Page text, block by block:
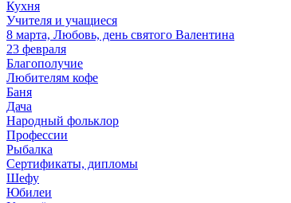
Кухня
Учителя и учащиеся
8 марта, Любовь, день святого Валентина
23 февраля
Благополучие
Любителям кофе
Баня
Дача
Народный фольклор
Профессии
Рыбалка
Сертификаты, дипломы
Шефу
Юбилеи